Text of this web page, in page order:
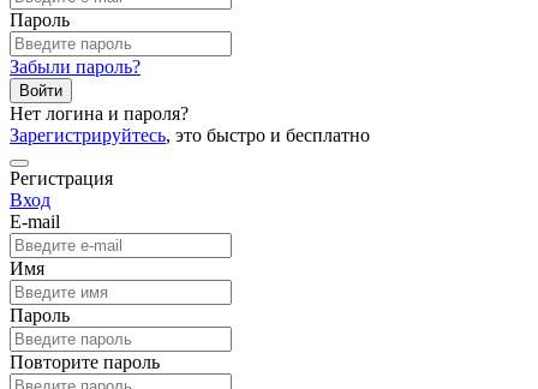
Пароль
Забыли пароль?
Войти
Нет логина и пароля?
Зарегистрируйтесь, это быстро и бесплатно
Регистрация
Вход
E-mail
Имя
Пароль
Повторите пароль